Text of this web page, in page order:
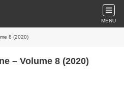
MENU
8 (2020)
– Volume 8 (2020)